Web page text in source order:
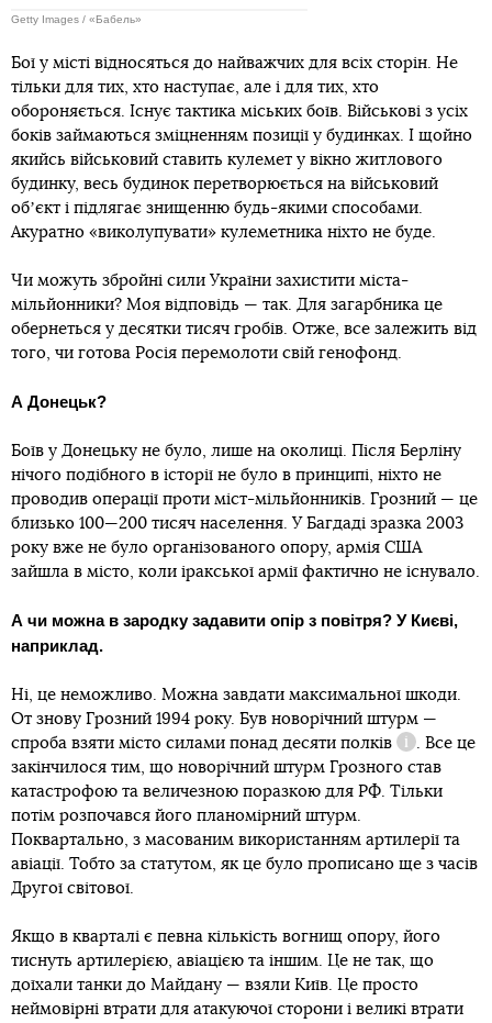
Getty Images / «Бабель»
Бої у місті відносяться до найважчих для всіх сторін. Не
тільки для тих, хто наступає, але і для тих, хто
обороняється. Існує тактика міських боїв. Військові з усіх
боків займаються зміцненням позиції у будинках. І щойно
якийсь військовий ставить кулемет у вікно житлового
будинку, весь будинок перетворюється на військовий
обʼєкт і підлягає знищенню будь-якими способами.
Акуратно «виколупувати» кулеметника ніхто не буде.
Чи можуть збройні сили України захистити міста-
мільйонники? Моя відповідь — так. Для загарбника це
обернеться у десятки тисяч гробів. Отже, все залежить від
того, чи готова Росія перемолоти свій генофонд.
А Донецьк?
Боїв у Донецьку не було, лише на околиці. Після Берліну
нічого подібного в історії не було в принципі, ніхто не
проводив операції проти міст-мільйонників. Грозний — це
близько 100—200 тисяч населення. У Багдаді зразка 2003
року вже не було організованого опору, армія США
зайшла в місто, коли іракської армії фактично не існувало.
А чи можна в зародку задавити опір з повітря? У Києві,
наприклад.
Ні, це неможливо. Можна завдати максимальної шкоди.
От знову Грозний 1994 року. Був новорічний штурм —
спроба взяти місто силами понад десяти полків
Довідка
. Все це
закінчилося тим, що новорічний штурм Грозного став
катастрофою та величезною поразкою для РФ. Тільки
потім розпочався його планомірний штурм.
Поквартально, з масованим використанням артилерії та
авіації. Тобто за статутом, як це було прописано ще з часів
Другої світової.
Якщо в кварталі є певна кількість вогнищ опору, його
тиснуть артилерією, авіацією та іншим. Це не так, що
доїхали танки до Майдану — взяли Київ. Це просто
неймовірні втрати для атакуючої сторони і великі втрати